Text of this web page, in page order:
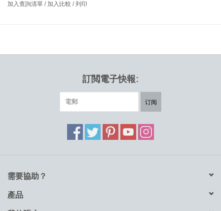
廣泛應用於宮殿、博物館、音樂廳、高檔住宅和會所等，幾乎跨越
過長時間的使用與養護之後會呈現包漿的溫潤質感，色彩愈發鮮
加入查詢清單 / 加入比較 /列印
訂閲電子快報:
订阅
需要協助？
產品